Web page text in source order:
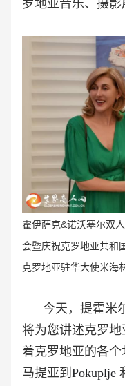
罗地亚音乐、摄影
霍伊萨克&诺沃塞尔双
会暨庆祝克罗地亚共和
克罗地亚驻华大使米海
今天，提霍米尔
将为您讲述克罗
着克罗地亚的各
马提亚到 Pokuplje